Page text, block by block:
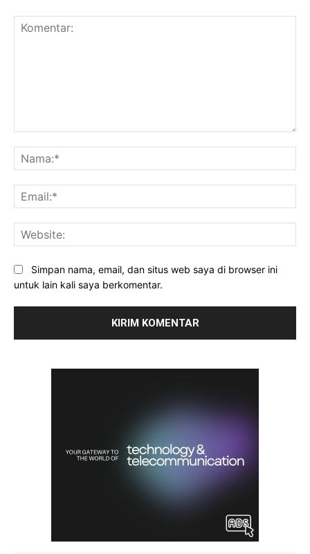
Simpan nama, email, dan situs web saya di browser ini
untuk lain kali saya berkomentar.